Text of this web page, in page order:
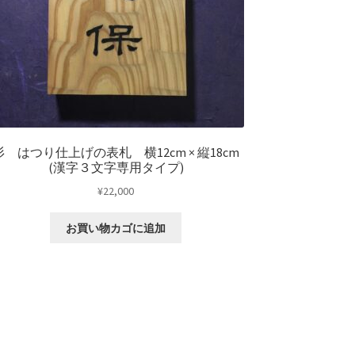
はつり仕上げの表札 横12cm × 縦18cm
(漢字３文字専用タイプ)
¥22,000
お買い物カゴに追加